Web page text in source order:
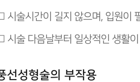
시술시간이 길지 않으며, 입원이
시술 다음날부터 일상적인 생활
선성형술의 부작용